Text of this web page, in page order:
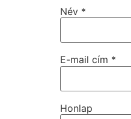
Név *
E-mail cím *
Honlap